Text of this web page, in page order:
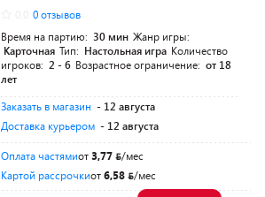
0 отзывов
Время на партию: 30 мин Жанр игры:
Карточная Тип: Настольная игра Количество
игроков: 2 - 6 Возрастное ограничение: от 18
лет
Заказать в магазин - 12 августа
Доставка курьером - 12 августа
Оплата частямиот3,77
/мес
Картой рассрочкиот6,58 /мес